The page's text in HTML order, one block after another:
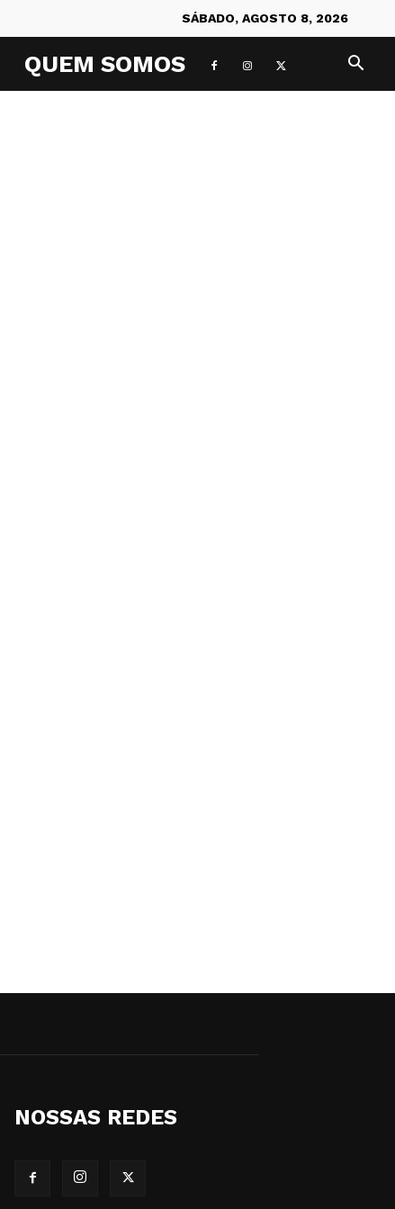
SÁBADO, AGOSTO 8, 2026
QUEM SOMOS
NOSSAS REDES